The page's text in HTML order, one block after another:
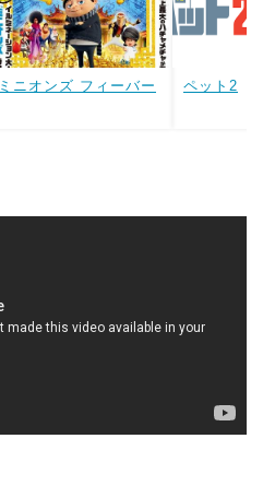
ミニオンズ フィーバー ペット2